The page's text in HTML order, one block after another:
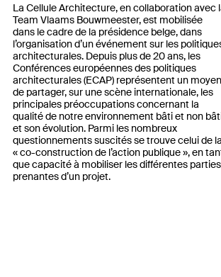
La Cellule Architecture, en collaboration avec
Team Vlaams Bouwmeester, est mobilisée
dans le cadre de la présidence belge, dans
l’organisation d’un événement sur les
architecturales. Depuis plus de 20 ans, les
Conférences européennes des politiques
architecturales (ECAP) représentent un moyen
de partager, sur une scène internationale, les
principales préoccupations concernant la
qualité de notre environnement bâti et non
et son évolution. Parmi les nombreux
questionnements suscités se trouve celui de la
« co-construction de l’action publique », en
que capacité à mobiliser les différentes
prenantes d’un projet.